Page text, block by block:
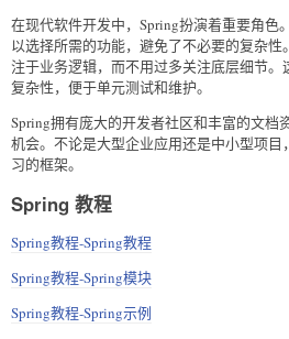
在现代软件开发中，Spring扮演着重要角色
以选择所需的功能，避免了不必要的复杂性
注于业务逻辑，而不用过多关注底层细节
复杂性，便于单元测试和维护。
Spring拥有庞大的开发者社区和丰富的文档
机会。不论是大型企业应用还是中小型项
习的框架。
Spring 教程
Spring教程-Spring教程
Spring教程-Spring模块
Spring教程-Spring示例